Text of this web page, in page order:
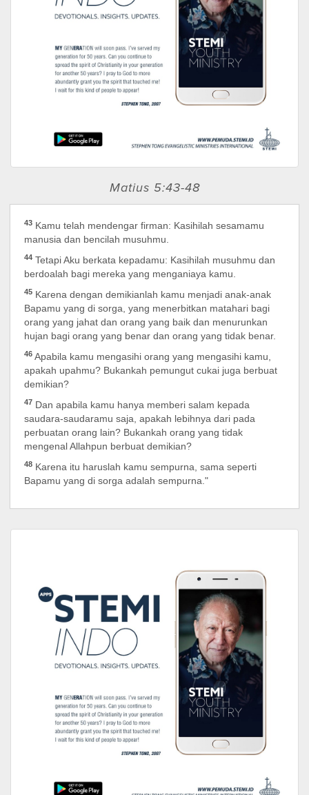
Matius 5:43-48
43 Kamu telah mendengar firman: Kasihilah sesamamu
manusia dan bencilah musuhmu.
44 Tetapi Aku berkata kepadamu: Kasihilah musuhmu dan
berdoalah bagi mereka yang menganiaya kamu.
45 Karena dengan demikianlah kamu menjadi anak-anak
Bapamu yang di sorga, yang menerbitkan matahari bagi
orang yang jahat dan orang yang baik dan menurunkan
hujan bagi orang yang benar dan orang yang tidak benar.
46 Apabila kamu mengasihi orang yang mengasihi kamu,
apakah upahmu? Bukankah pemungut cukai juga berbuat
demikian?
47 Dan apabila kamu hanya memberi salam kepada
saudara-saudaramu saja, apakah lebihnya dari pada
perbuatan orang lain? Bukankah orang yang tidak
mengenal Allahpun berbuat demikian?
48 Karena itu haruslah kamu sempurna, sama seperti
Bapamu yang di sorga adalah sempurna."